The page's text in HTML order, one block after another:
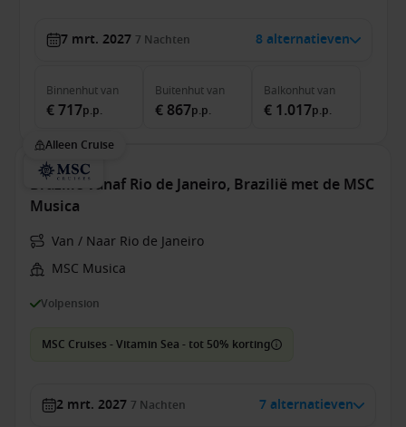
7 mrt. 2027 7 Nachten 8 alternatieven
Binnenhutvan
€ 717p.p.
Buitenhutvan
€ 867p.p.
Balkonhutvan
€ 1.017p.p.
Alleen Cruise
Brazilië vanaf Rio de Janeiro, Brazilië met de MSC
Musica
Van / Naar Rio de Janeiro
MSC Musica
Volpension
MSC Cruises - Vitamin Sea - tot 50% korting
2 mrt. 2027 7 Nachten 7 alternatieven